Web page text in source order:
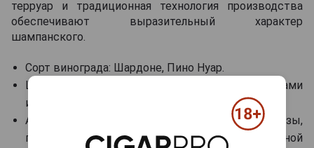
терруар и традиционная технология производства
обеспечивают выразительный характер
шампанского.
Сорт винограда: Шардоне, Пино Нуар.
Цвет: нежный лососевый с оранжевыми бликами
и мелким стойким перляжем.
Аромат: цветочный, с оттенками фиалки, розы,
пиона и ириса, дополненными нотами красной